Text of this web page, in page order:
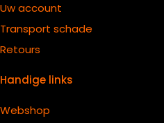
Uw account
Transport schade
Retours
Handige links
Webshop